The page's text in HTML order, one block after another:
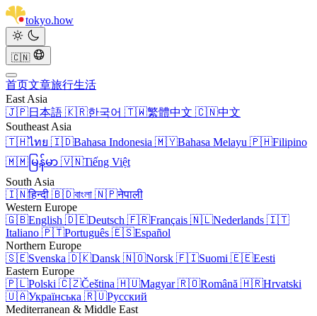
tokyo.how
🇨🇳
首页文章旅行生活
East Asia
🇯🇵日本語 🇰🇷한국어 🇹🇼繁體中文 🇨🇳中文
Southeast Asia
🇹🇭ไทย 🇮🇩Bahasa Indonesia 🇲🇾Bahasa Melayu 🇵🇭Filipino
🇲🇲 မြန်မာ 🇻🇳Tiếng Việt
South Asia
🇮🇳हिन्दी 🇧🇩বাংলা 🇳🇵नेपाली
Western Europe
🇬🇧English 🇩🇪Deutsch 🇫🇷Français 🇳🇱Nederlands 🇮🇹
Italiano 🇵🇹Português 🇪🇸Español
Northern Europe
🇸🇪Svenska 🇩🇰Dansk 🇳🇴Norsk 🇫🇮Suomi 🇪🇪Eesti
Eastern Europe
🇵🇱Polski 🇨🇿Čeština 🇭🇺Magyar🇷🇴Română 🇭🇷Hrvatski
🇺🇦Українська 🇷🇺Русский
Mediterranean & Middle East